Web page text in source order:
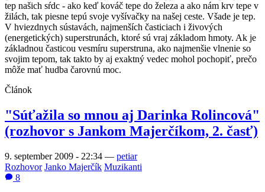
tep našich sŕdc - ako keď kováč tepe do železa a ako nám krv tepe v
žilách, tak piesne tepú svoje vyšívačky na našej ceste. Všade je tep.
V hviezdnych sústavách, najmenších časticiach i živových
(energetických) superstrunách, ktoré sú vraj základom hmoty. Ak je
základnou časticou vesmíru superstruna, ako najmenšie vlnenie so
svojim tepom, tak takto by aj exaktný vedec mohol pochopiť, prečo
môže mať hudba čarovnú moc.
Článok
"Súťažila so mnou aj Darinka Rolincová"
(rozhovor s Jankom Majerčíkom, 2. časť)
9. september 2009 - 22:34 — petiar
Rozhovor Janko Majerčík Muzikanti
8